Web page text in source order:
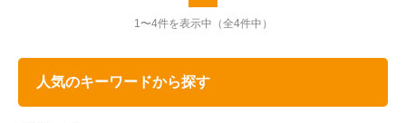
1〜4件を表示中 （全4件中）
人気のキーワードから探す